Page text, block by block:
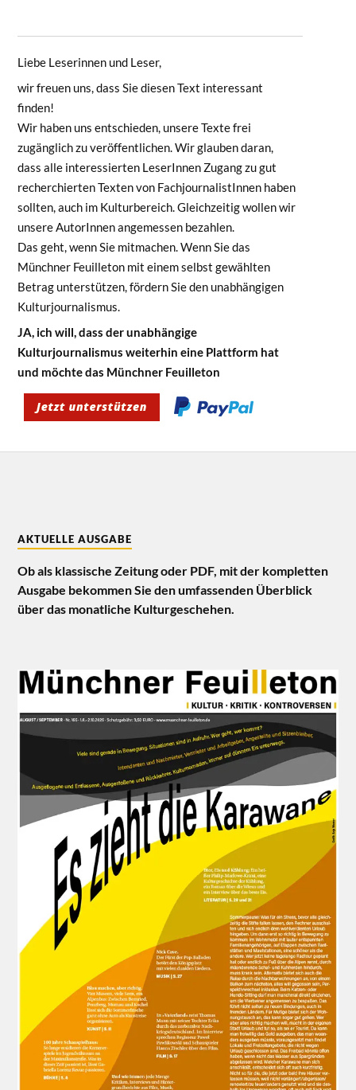
Liebe Leserinnen und Leser,
wir freuen uns, dass Sie diesen Text interessant
finden!
Wir haben uns entschieden, unsere Texte frei
zugänglich zu veröffentlichen. Wir glauben daran,
dass alle interessierten LeserInnen Zugang zu gut
recherchierten Texten von FachjournalistInnen haben
sollten, auch im Kulturbereich. Gleichzeitig wollen wir
unsere AutorInnen angemessen bezahlen.
Das geht, wenn Sie mitmachen. Wenn Sie das
Münchner Feuilleton mit einem selbst gewählten
Betrag unterstützen, fördern Sie den unabhängigen
Kulturjournalismus.
JA, ich will, dass der unabhängige
Kulturjournalismus weiterhin eine Plattform hat
und möchte das Münchner Feuilleton
AKTUELLE AUSGABE
Ob als klassische Zeitung oder PDF, mit der kompletten
Ausgabe bekommen Sie den umfassenden Überblick
über das monatliche Kulturgeschehen.